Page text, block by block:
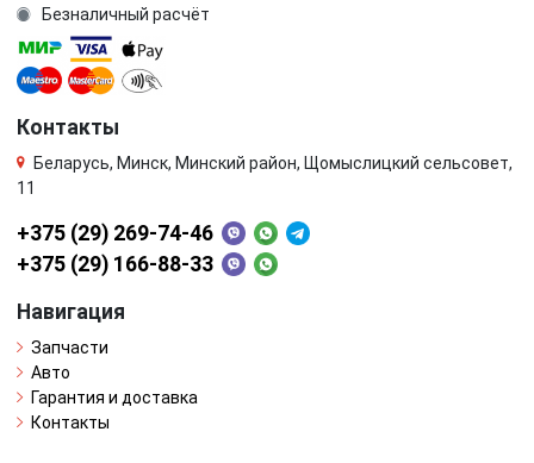
Безналичный расчёт
Контакты
Беларусь, Минск, Минский район, Щомыслицкий сельсовет,
11
+375 (29) 269-74-46
+375 (29) 166-88-33
Навигация
Запчасти
Авто
Гарантия и доставка
Контакты